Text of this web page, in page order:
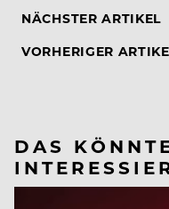
NÄCHSTER ARTIKEL
VORHERIGER
DAS